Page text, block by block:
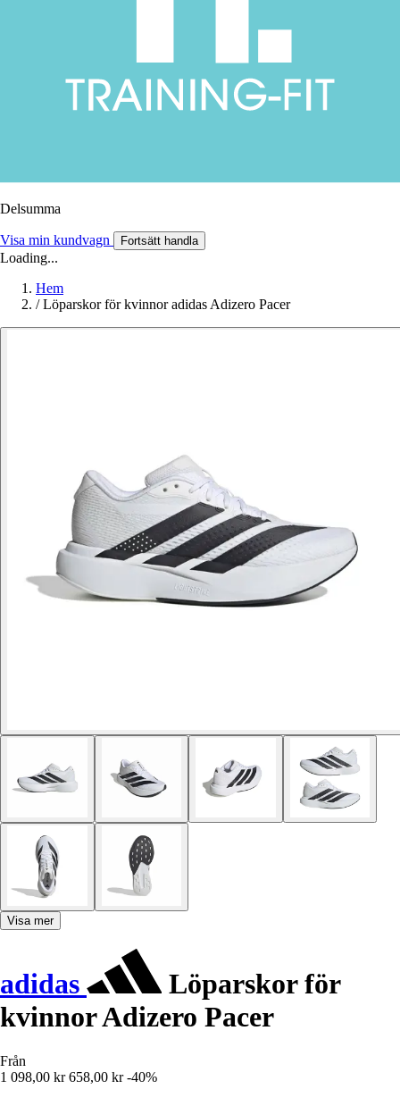
Delsumma
Visa min kundvagn Fortsätt handla
Loading...
Hem
/ Löparskor för kvinnor adidas Adizero Pacer
Visa mer
adidas
Löparskor för
kvinnor Adizero Pacer
Från
1 098,00 kr 658,00 kr -40%